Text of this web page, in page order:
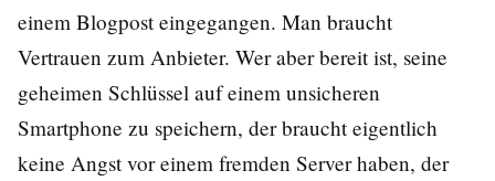
einem Blogpost eingegangen. Man braucht
Vertrauen zum Anbieter. Wer aber bereit ist, seine
geheimen Schlüssel auf einem unsicheren
Smartphone zu speichern, der braucht eigentlich
keine Angst vor einem fremden Server haben, der